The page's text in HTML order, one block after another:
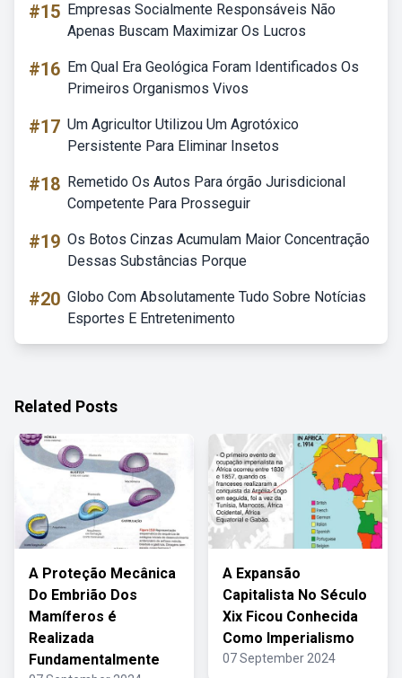
#15 Empresas Socialmente Responsáveis Não
Apenas Buscam Maximizar Os Lucros
#16 Em Qual Era Geológica Foram Identificados Os
Primeiros Organismos Vivos
#17 Um Agricultor Utilizou Um Agrotóxico
Persistente Para Eliminar Insetos
#18 Remetido Os Autos Para órgão Jurisdicional
Competente Para Prosseguir
#19 Os Botos Cinzas Acumulam Maior Concentração
Dessas Substâncias Porque
#20 Globo Com Absolutamente Tudo Sobre Notícias
Esportes E Entretenimento
Related Posts
A Proteção Mecânica
Do Embrião Dos
Mamíferos é
Realizada
Fundamentalmente
A Expansão
Capitalista No Século
Xix Ficou Conhecida
Como Imperialismo
07 September 2024